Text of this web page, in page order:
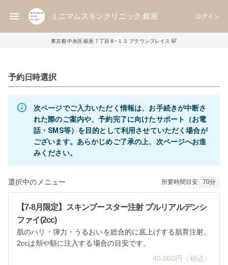
ミニマムスキンクリニック 銀座 ログイン
東京都 中央区 銀座７丁目８−１３ ブラウンプレイス 6F
予約日時選択
次ページでご入力いただく情報は、お手続きが中断さ
れた際のご案内や、予約完了に向けたサポート（お電
話・SMS等）を目的として利用させていただく場合が
ございます。あらかじめご了承の上、次ページへお進
みください。
選択中のメニュー 所要時間目安 70分
【7-8月限定】スキンブースター注射 プルリアルデンシ
ファイ(2cc)
肌のハリ・弾力・うるおいを総合的に底上げする肌育注射。
2ccは頬や額に注入する場合の目安です。
40,000円（税込）